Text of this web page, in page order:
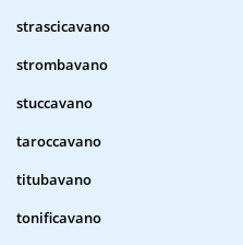
strascicavano
strombavano
stuccavano
taroccavano
titubavano
tonificavano